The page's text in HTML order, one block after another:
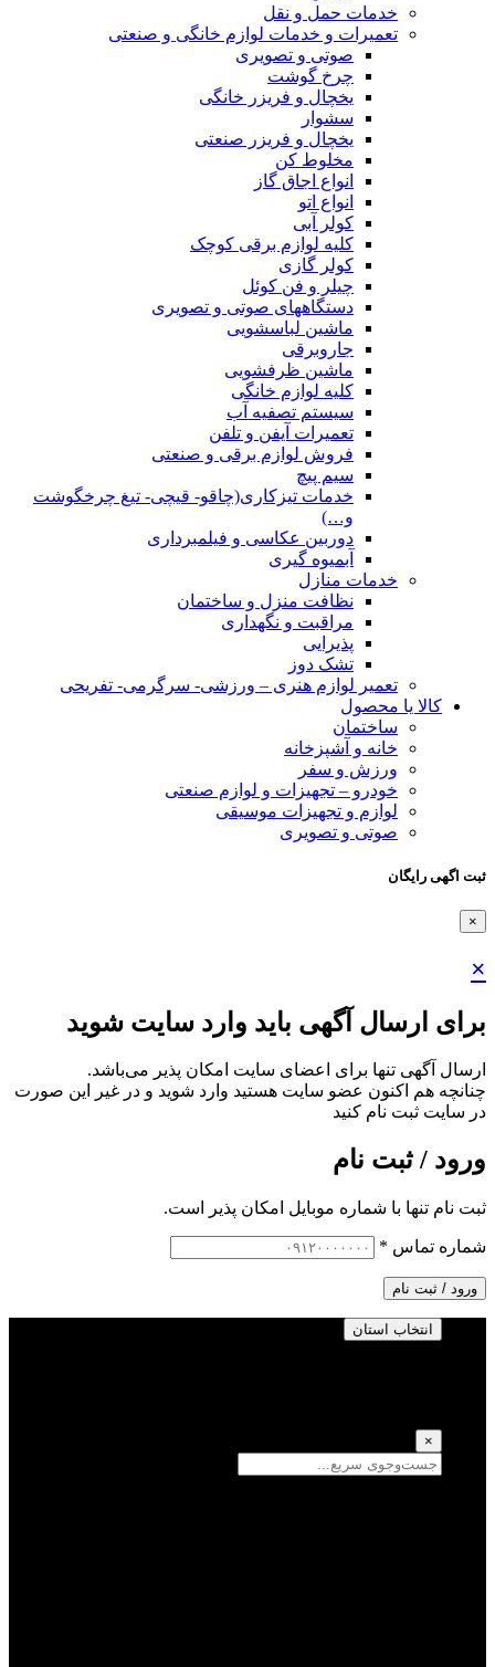
خدمات حمل و نقل
تعمیرات و خدمات لوازم خانگی و صنعتی
صوتی و تصویری
چرخ گوشت
یخچال و فریزر خانگی
سشوار
یخچال و فریزر صنعتی
مخلوط کن
انواع اجاق گاز
انواع اتو
کولر آبی
کلیه لوازم برقی کوچک
کولر گازی
چیلر و فن کوئل
دستگاههای صوتی و تصویری
ماشین لباسشویی
جاروبرقی
ماشین ظرفشویی
کلیه لوازم خانگی
سیستم تصفیه آب
تعمیرات آیفن و تلفن
فروش لوازم برقی و صنعتی
سیم پیچ
خدمات تیزکاری(چاقو- قیچی- تیغ چرخگوشت
و…)
دوربین عکاسی و فیلمبرداری
آبمیوه گیری
خدمات منازل
نظافت منزل و ساختمان
مراقبت و نگهداری
پذیرایی
تشک دوز
تعمیر لوازم هنری – ورزشی- سرگرمی- تفریحی
کالا یا محصول
ساختمان
خانه و آشپزخانه
ورزش و سفر
خودرو – تجهیزات و لوازم صنعتی
لوازم و تجهیزات موسیقی
صوتی و تصویری
ثبت اگهی رایگان
×
×
برای ارسال آگهی باید وارد سایت شوید
ارسال آگهی تنها برای اعضای سایت امکان پذیر می‌باشد.
چنانچه هم‌ اکنون عضو سایت هستید وارد شوید و در غیر این صورت
در سایت ثبت نام کنید
ورود / ثبت نام
ثبت نام تنها با شماره موبایل امکان پذیر است.
شماره تماس *
ورود / ثبت نام
انتخاب استان
×